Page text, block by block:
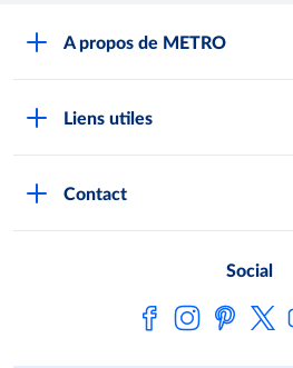
A propos de METRO
Liens utiles
Fiches de données de sécurité
Contact
Social